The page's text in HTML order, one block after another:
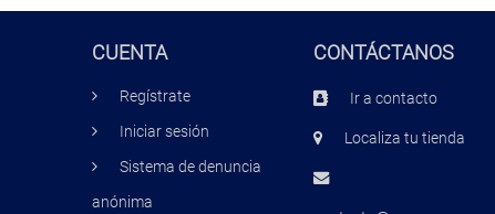
CUENTA
Regístrate
Iniciar sesión
Sistema de denuncia
anónima
CONTÁCTANOS
Ir a contacto
Localiza tu tienda